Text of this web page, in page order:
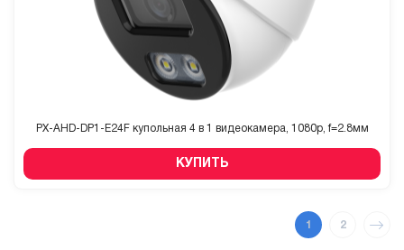
PX-AHD-DP1-E24F купольная 4 в 1 видеокамера, 1080p, f=2.8мм
КУПИТЬ
1 2